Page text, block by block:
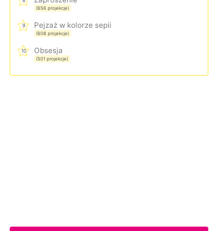
(656 projekcje)
9 Pejzaż w kolorze sepii
(608 projekcje)
10 Obsesja
(501 projekcje)